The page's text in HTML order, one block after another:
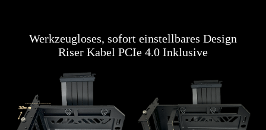
Werkzeugloses, sofort einstellbares Design
Riser Kabel PCIe 4.0 Inklusive